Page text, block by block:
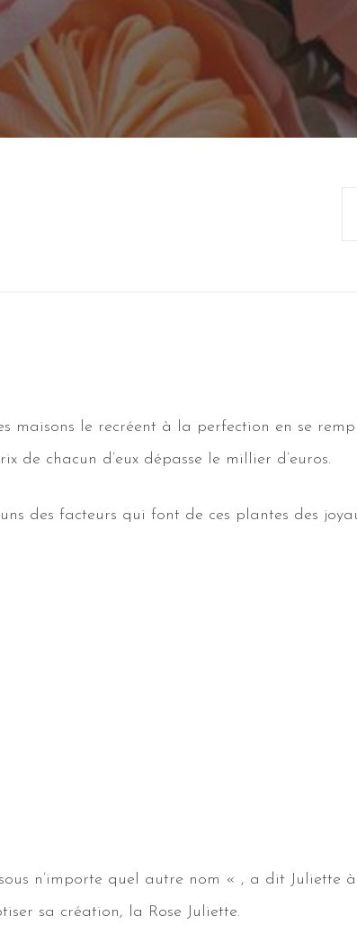
le recréent à la perfection en se
de chacun d’eux dépasse le millier d’euros.
des facteurs qui font de ces plantes des
n’importe quel autre nom « , a dit Juliette
sa création, la Rose Juliette.